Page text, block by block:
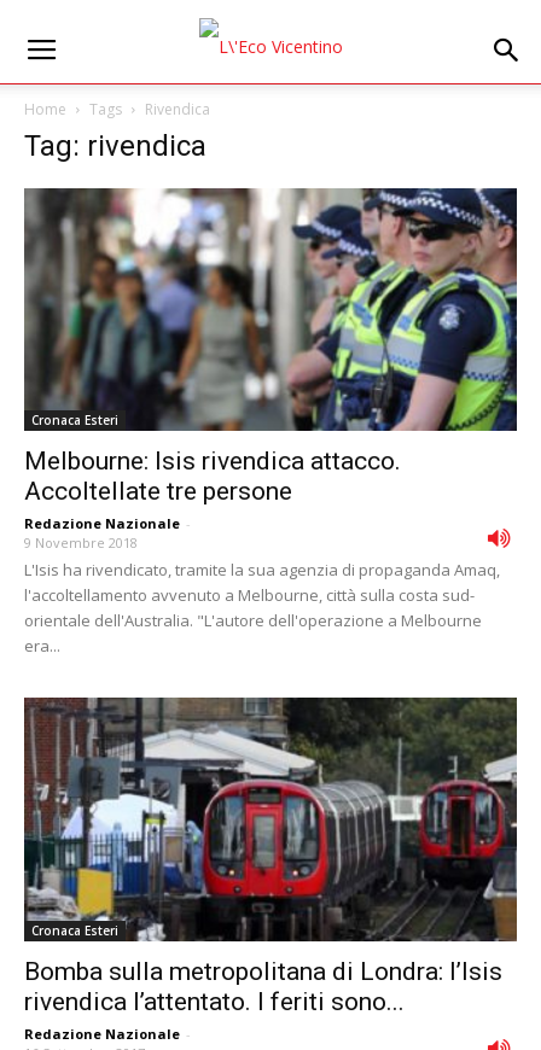
Home Tags Rivendica
Tag: rivendica
Cronaca Esteri
Melbourne: Isis rivendica attacco.
Accoltellate tre persone
Redazione Nazionale -
9 Novembre 2018
L'Isis ha rivendicato, tramite la sua agenzia di propaganda Amaq,
l'accoltellamento avvenuto a Melbourne, città sulla costa sud-
orientale dell'Australia. "L'autore dell'operazione a Melbourne
era...
Cronaca Esteri
Bomba sulla metropolitana di Londra: l’Isis
rivendica l’attentato. I feriti sono...
Redazione Nazionale -